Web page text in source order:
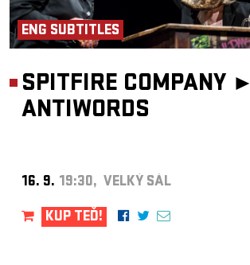
ENG SUBTITLES
SPITFIRE COMPANY ►
ANTIWORDS
16. 9. 19:30, VELKÝ SÁL
KUP TEĎ!